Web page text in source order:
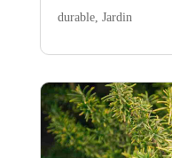
durable, Jardin